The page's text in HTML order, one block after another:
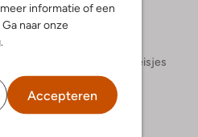
informatie of een
naar onze
.
Accepteren
Sneakers Meisjes